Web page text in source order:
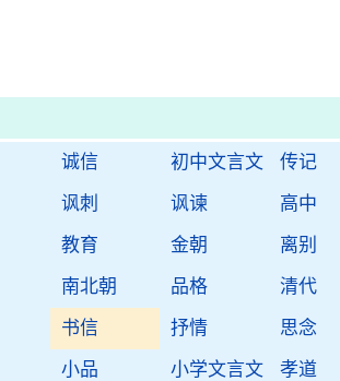
诚信 初中文言文 传记
讽刺 讽谏 高中
教育 金朝 离别
南北朝 品格 清代
书信 抒情 思念
小品 小学文言文 孝道